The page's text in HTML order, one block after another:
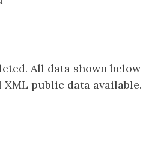
All data shown below
public data available.